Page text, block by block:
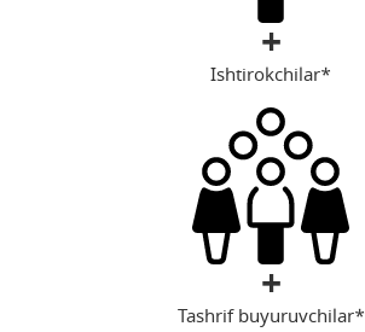
+
Ishtirokchilar*
+
Tashrif buyuruvchilar*